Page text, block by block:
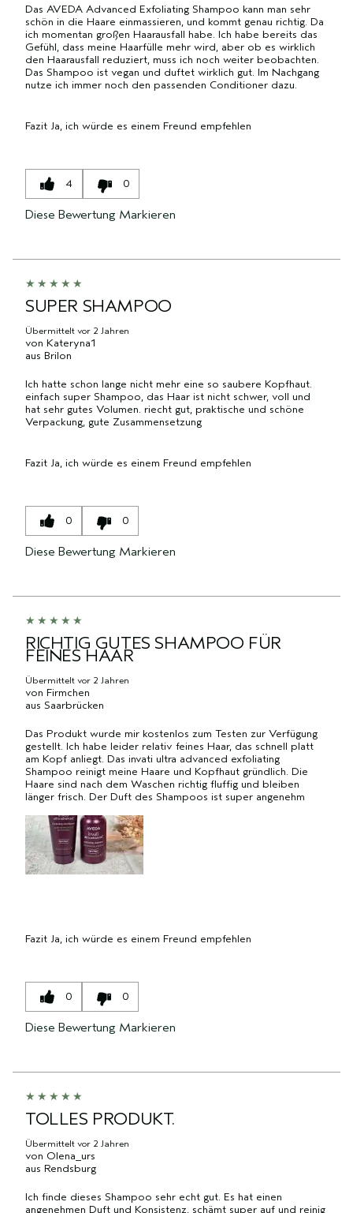
Das AVEDA Advanced Exfoliating Shampoo kann man sehr
schön in die Haare einmassieren, und kommt genau richtig. Da
ich momentan großen Haarausfall habe. Ich habe bereits das
Gefühl, dass meine Haarfülle mehr wird, aber ob es wirklich
den Haarausfall reduziert, muss ich noch weiter beobachten.
Das Shampoo ist vegan und duftet wirklich gut. Im Nachgang
nutze ich immer noch den passenden Conditioner dazu.
Fazit Ja, ich würde es einem Freund empfehlen
4 0
Diese Bewertung Markieren
SUPER SHAMPOO
Übermittelt vor 2 Jahren
von Kateryna1
aus Brilon
Ich hatte schon lange nicht mehr eine so saubere Kopfhaut.
einfach super Shampoo, das Haar ist nicht schwer, voll und
hat sehr gutes Volumen. riecht gut, praktische und schöne
Verpackung, gute Zusammensetzung
Fazit Ja, ich würde es einem Freund empfehlen
0 0
Diese Bewertung Markieren
RICHTIG GUTES SHAMPOO FÜR
FEINES HAAR
Übermittelt vor 2 Jahren
von Firmchen
aus Saarbrücken
Das Produkt wurde mir kostenlos zum Testen zur Verfügung
gestellt. Ich habe leider relativ feines Haar, das schnell platt
am Kopf anliegt. Das invati ultra advanced exfoliating
Shampoo reinigt meine Haare und Kopfhaut gründlich. Die
Haare sind nach dem Waschen richtig fluffig und bleiben
länger frisch. Der Duft des Shampoos ist super angenehm
Fazit Ja, ich würde es einem Freund empfehlen
0 0
Diese Bewertung Markieren
TOLLES PRODUKT.
Übermittelt vor 2 Jahren
von Olena_urs
aus Rendsburg
Ich finde dieses Shampoo sehr echt gut. Es hat einen
angenehmen Duft und Konsistenz, schämt super auf und reinig